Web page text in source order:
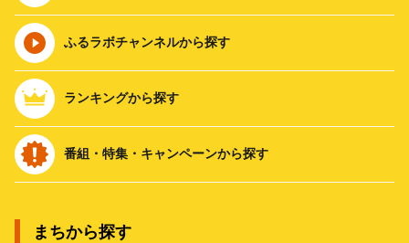
ふるラボチャンネルから探す
ランキングから探す
番組・特集・キャンペーンから探す
まちから探す